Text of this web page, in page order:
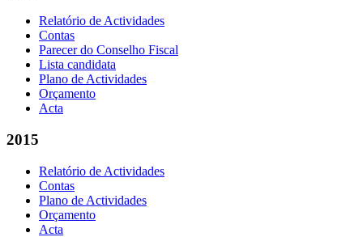
Relatório de Actividades
Contas
Parecer do Conselho Fiscal
Lista candidata
Plano de Actividades
Orçamento
Acta
2015
Relatório de Actividades
Contas
Plano de Actividades
Orçamento
Acta